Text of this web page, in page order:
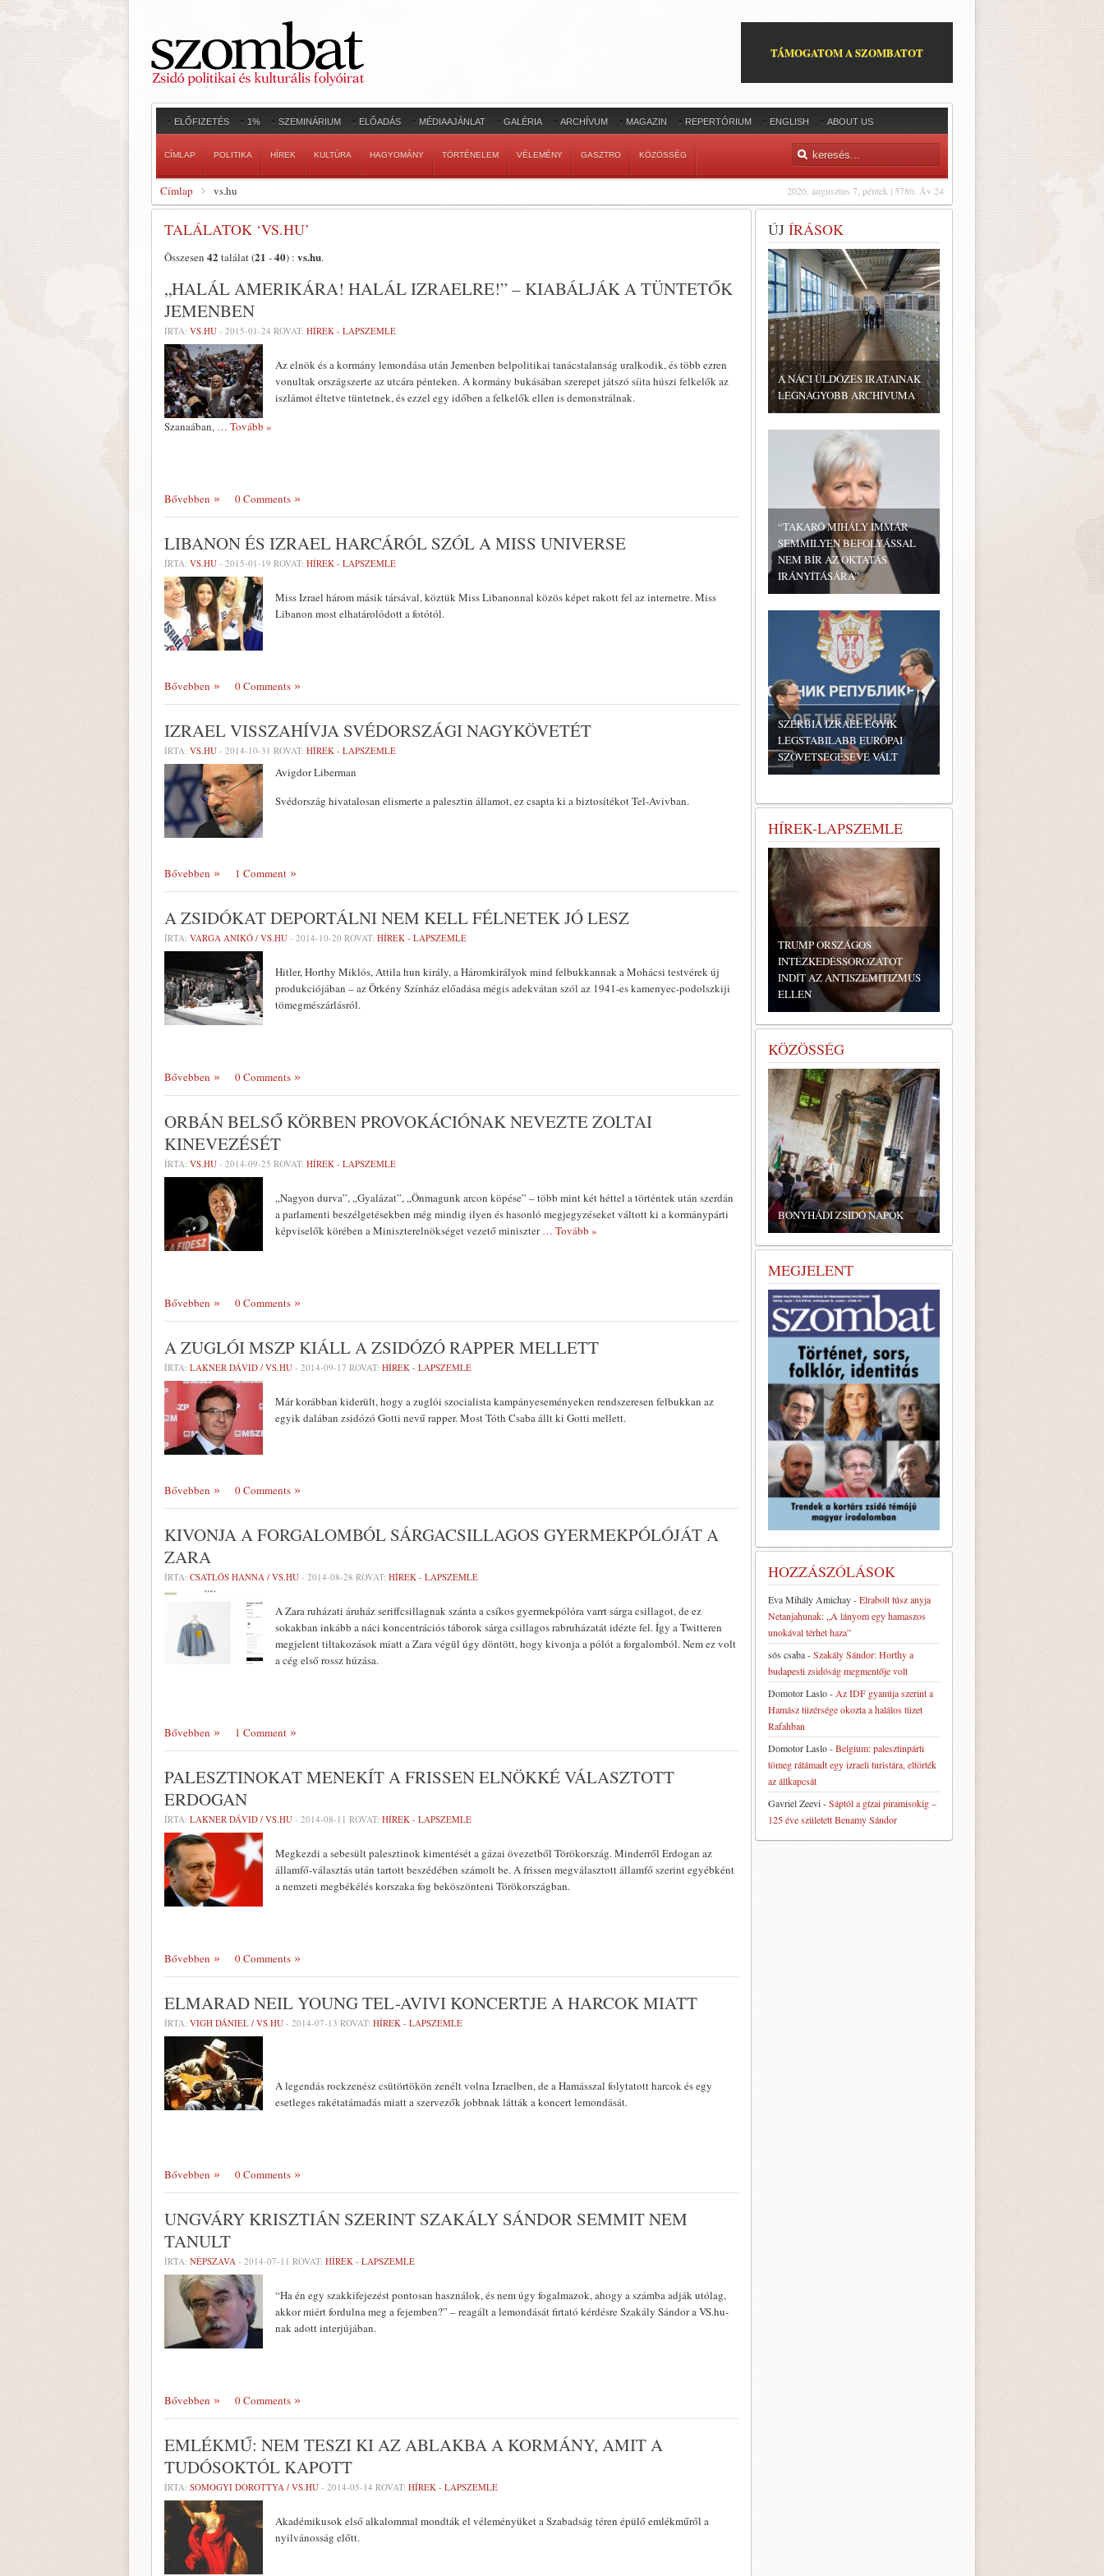
TÁMOGATOM A SZOMBATOT
ELŐFIZETÉS 1% SZEMINÁRIUM ELŐADÁS MÉDIAAJÁNLAT GALÉRIA ARCHÍVUM MAGAZIN REPERTÓRIUM ENGLISH ABOUT US
CÍMLAP POLITIKA HÍREK KULTÚRA HAGYOMÁNY TÖRTÉNELEM VÉLEMÉNY GASZTRO KÖZÖSSÉG
2026. augusztus 7, péntek | 5786. Áv 24
Címlap vs.hu
TALÁLATOK ‘VS.HU’
Összesen 42 találat (21 -40) : vs.hu.
„HALÁL AMERIKÁRA! HALÁL IZRAELRE!” – KIABÁLJÁK A TÜNTETŐK
JEMENBEN
ÍRTA: VS.HU - 2015-01-24 ROVAT: HÍREK - LAPSZEMLE
Az elnök és a kormány lemondása után Jemenben belpolitikai tanácstalanság uralkodik, és több ezren
vonultak országszerte az utcára pénteken. A kormány bukásában szerepet játszó síita húszi felkelők az
iszlámot éltetve tüntetnek, és ezzel egy időben a felkelők ellen is demonstrálnak.
Szanaában, … Tovább »
Bővebben 0 Comments
LIBANON ÉS IZRAEL HARCÁRÓL SZÓL A MISS UNIVERSE
ÍRTA: VS.HU - 2015-01-19 ROVAT: HÍREK - LAPSZEMLE
Miss Izrael három másik társával, köztük Miss Libanonnal közös képet rakott fel az internetre. Miss
Libanon most elhatárolódott a fotótól.
Bővebben 0 Comments
IZRAEL VISSZAHÍVJA SVÉDORSZÁGI NAGYKÖVETÉT
ÍRTA: VS.HU - 2014-10-31 ROVAT: HÍREK - LAPSZEMLE
Avigdor Liberman
Svédország hivatalosan elismerte a palesztin államot, ez csapta ki a biztosítékot Tel-Avivban.
Bővebben 1 Comment
A ZSIDÓKAT DEPORTÁLNI NEM KELL FÉLNETEK JÓ LESZ
ÍRTA: VARGA ANIKÓ / VS.HU - 2014-10-20 ROVAT: HÍREK - LAPSZEMLE
Hitler, Horthy Miklós, Attila hun király, a Háromkirályok mind felbukkannak a Mohácsi testvérek új
produkciójában – az Örkény Színház előadása mégis adekvátan szól az 1941-es kamenyec-podolszkiji
tömegmészárlásról.
Bővebben 0 Comments
ORBÁN BELSŐ KÖRBEN PROVOKÁCIÓNAK NEVEZTE ZOLTAI
KINEVEZÉSÉT
ÍRTA: VS.HU - 2014-09-25 ROVAT: HÍREK - LAPSZEMLE
„Nagyon durva”, „Gyalázat”, „Önmagunk arcon köpése” – több mint két héttel a történtek után szerdán
a parlamenti beszélgetésekben még mindig ilyen és hasonló megjegyzéseket váltott ki a kormánypárti
képviselők körében a Miniszterelnökséget vezető miniszter… Tovább »
Bővebben 0 Comments
A ZUGLÓI MSZP KIÁLL A ZSIDÓZÓ RAPPER MELLETT
ÍRTA: LAKNER DÁVID / VS.HU - 2014-09-17 ROVAT: HÍREK - LAPSZEMLE
Már korábban kiderült, hogy a zuglói szocialista kampányeseményeken rendszeresen felbukkan az
egyik dalában zsidózó Gotti nevű rapper. Most Tóth Csaba állt ki Gotti mellett.
Bővebben 0 Comments
KIVONJA A FORGALOMBÓL SÁRGACSILLAGOS GYERMEKPÓLÓJÁT A
ZARA
ÍRTA: CSATLÓS HANNA / VS.HU - 2014-08-28 ROVAT: HÍREK - LAPSZEMLE
A Zara ruházati áruház seriffcsillagnak szánta a csíkos gyermekpólóra varrt sárga csillagot, de ez
sokakban inkább a náci koncentrációs táborok sárga csillagos rabruházatát idézte fel. Így a Twitteren
megjelent tiltakozások miatt a Zara végül úgy döntött, hogy kivonja a pólót a forgalomból. Nem ez volt
a cég első rossz húzása.
Bővebben 1 Comment
PALESZTINOKAT MENEKÍT A FRISSEN ELNÖKKÉ VÁLASZTOTT
ERDOGAN
ÍRTA: LAKNER DÁVID / VS.HU - 2014-08-11 ROVAT: HÍREK - LAPSZEMLE
Megkezdi a sebesült palesztinok kimentését a gázai övezetből Törökország. Minderről Erdogan az
államfő-választás után tartott beszédében számolt be. A frissen megválasztott államfő szerint egyébként
a nemzeti megbékélés korszaka fog beköszönteni Törökországban.
Bővebben 0 Comments
ELMARAD NEIL YOUNG TEL-AVIVI KONCERTJE A HARCOK MIATT
ÍRTA: VIGH DÁNIEL / VS.HU - 2014-07-13 ROVAT: HÍREK - LAPSZEMLE
A legendás rockzenész csütörtökön zenélt volna Izraelben, de a Hamásszal folytatott harcok és egy
esetleges rakétatámadás miatt a szervezők jobbnak látták a koncert lemondását.
Bővebben 0 Comments
UNGVÁRY KRISZTIÁN SZERINT SZAKÁLY SÁNDOR SEMMIT NEM
TANULT
ÍRTA: NÉPSZAVA - 2014-07-11 ROVAT: HÍREK - LAPSZEMLE
“Ha én egy szakkifejezést pontosan használok, és nem úgy fogalmazok, ahogy a számba adják utólag,
akkor miért fordulna meg a fejemben?” – reagált a lemondását firtató kérdésre Szakály Sándor a VS.hu-
nak adott interjújában.
Bővebben 0 Comments
EMLÉKMŰ: NEM TESZI KI AZ ABLAKBA A KORMÁNY, AMIT A
TUDÓSOKTÓL KAPOTT
ÍRTA: SOMOGYI DOROTTYA / VS.HU - 2014-05-14 ROVAT: HÍREK - LAPSZEMLE
Akadémikusok első alkalommal mondták el véleményüket a Szabadság téren épülő emlékműről a
nyilvánosság előtt.
ÚJ ÍRÁSOK
A NÁCI ÜLDÖZÉS IRATAINAK
LEGNAGYOBB ARCHÍVUMA
“TAKARÓ MIHÁLY IMMÁR
SEMMILYEN BEFOLYÁSSAL
NEM BÍR AZ OKTATÁS
IRÁNYÍTÁSÁRA”
SZERBIA IZRAEL EGYIK
LEGSTABILABB EURÓPAI
SZÖVETSÉGESÉVÉ VÁLT
HÍREK-LAPSZEMLE
TRUMP ORSZÁGOS
INTÉZKEDÉSSOROZATOT
INDÍT AZ ANTISZEMITIZMUS
ELLEN
KÖZÖSSÉG
BONYHÁDI ZSIDÓ NAPOK
MEGJELENT
HOZZÁSZÓLÁSOK
Eva Mihály Amichay-Elrabolt túsz anyja
Netanjahunak: „A lányom egy hamaszos
unokával térhet haza”
sós csaba-Szakály Sándor: Horthy a
budapesti zsidóság megmentője volt
Domotor Laslo- Az IDF gyanúja szerint a
Hamász tüzérsége okozta a halálos tüzet
Rafahban
Domotor Laslo-Belgium: palesztinpárti
tömeg rátámadt egy izraeli turistára, eltörték
az állkapcsát
Gavriel Zeevi-Sáptól a gízai piramisokig –
125 éve született Benamy Sándor